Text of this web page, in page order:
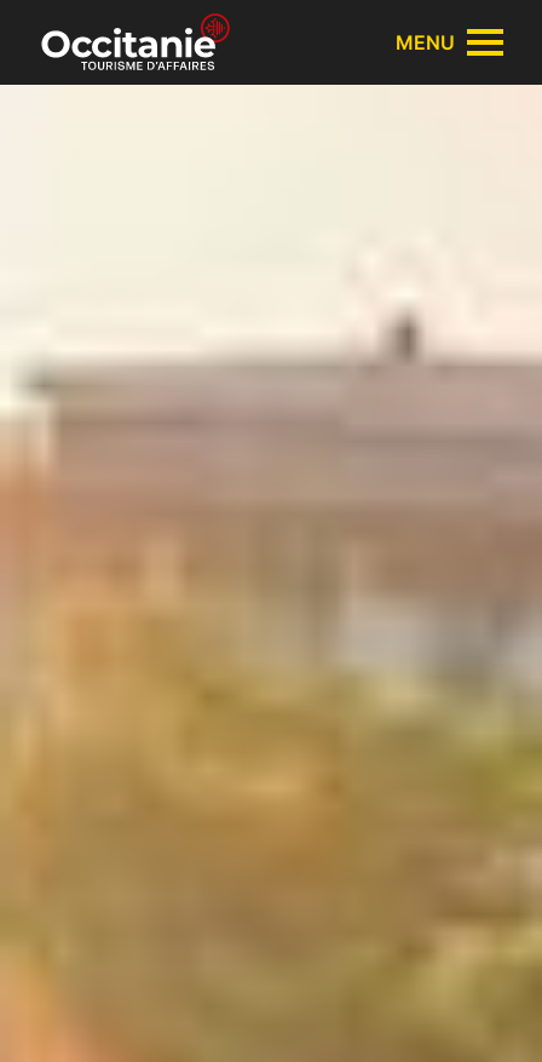
Panneau de gestion des cookies
MENU